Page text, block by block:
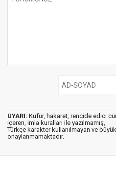
UYARI: Küfür, hakaret, rencide edici
içeren, imla kuralları ile yazılmamış,
Türkçe karakter kullanılmayan ve
onaylanmamaktadır.